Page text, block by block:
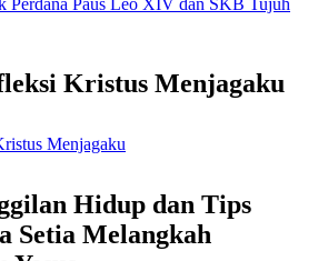
Kristus Menjagaku
Hidup dan Tips
Setia Melangkah